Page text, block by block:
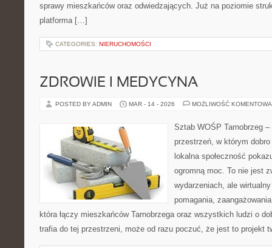
sprawy mieszkańców oraz odwiedzających. Już na poziomie
platforma […]
CATEGORIES: NIERUCHOMOŚCI
ZDROWIE I MEDYCYNA
POSTED BY ADMIN MAR - 14 - 2026 MOŻLIWOŚĆ
Sztab WOŚP Tarnobrzeg
przestrzeń, w którym
lokalna społeczność
ogromną moc. To nie jest
wydarzeniach, ale
pomagania,
która łączy mieszkańców Tarnobrzega oraz wszystkich ludzi o
trafia do tej przestrzeni, może od razu poczuć, że jest to projekt